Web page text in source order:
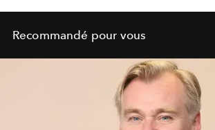
Recommandé pour vous